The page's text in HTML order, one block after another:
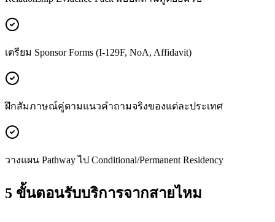
เตรียม Sponsor Forms (I-129F, NoA, Affidavit)
ฝึกสัมภาษณ์คู่ตามแนวคำถามจริงของแต่ละประเทศ
วางแผน Pathway ไป Conditional/Permanent Residency
5 ขั้นตอนรับบริการจากสายไหม